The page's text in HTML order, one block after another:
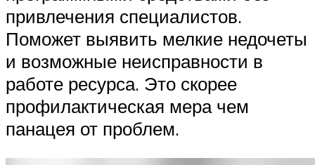
привлечения специалистов.
Поможет выявить мелкие недочеты
и возможные неисправности в
работе ресурса. Это скорее
профилактическая мера чем
панацея от проблем.